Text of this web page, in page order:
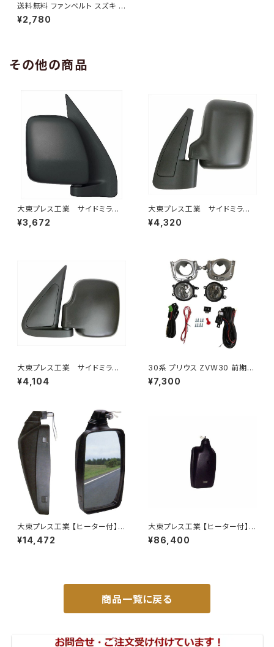
送料無料 ファンベルト スズキ ア
ルト 型式HA36S H26.12～
（国内トップメーカー） 1本 HAB
¥2,780
その他の商品
大東プレス工業 サイドミラー/
バックミラー ダイハツ ハイ
ゼットカーゴ 右 06年～ DI-
¥3,672
大東プレス工業 サイドミラー/
バックミラースバル サンバー
左 99年～ DI-641
¥4,320
大東プレス工業 サイドミラー/
バックミラー ダイハツ ハイ
ゼット 左 99年～ DI-647
¥4,104
30系 プリウス ZVW30 前期
純正 タイプ フォグランプ ユニッ
ト バルブ 配線 スイッチ H11 左
¥7,300
大東プレス工業 【ヒーター付】ハ
イウェイミラー ヒーター付 100
0R DI-5101CXY
¥14,472
大東プレス工業 【ヒーター付】ハ
イウェイリモコンミラー DI-722
1CXE
¥86,400
商品一覧に戻る